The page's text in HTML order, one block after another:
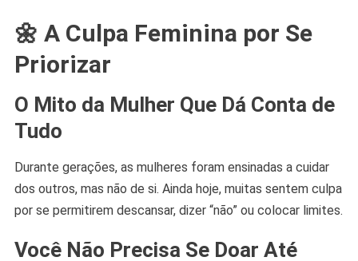
🌼 A Culpa Feminina por Se
Priorizar
O Mito da Mulher Que Dá Conta de
Tudo
Durante gerações, as mulheres foram ensinadas a cuidar
dos outros, mas não de si. Ainda hoje, muitas sentem culpa
por se permitirem descansar, dizer “não” ou colocar limites.
Você Não Precisa Se Doar Até